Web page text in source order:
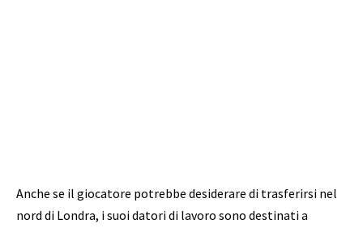
Anche se il giocatore potrebbe desiderare di trasferirsi nel
nord di Londra, i suoi datori di lavoro sono destinati a